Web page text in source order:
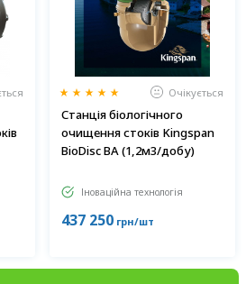
Очікується
Станція біологічного
очищення стоків Kingspan
BioDisc BA (1,2м3/добу)
Іноваційна технологія
437 250грн/шт